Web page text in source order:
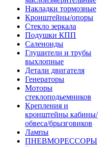
Накладки тормозные
Кронштейны/опоры
Стекло зеркала
Подушки КПП
Саленоиды
Глушители и трубы
выхлопные
Детали двигателя
Генераторы
Моторы
стеклоподьемников
Крепления и
кронштейны кабины/
обвеса/брызговиков
Лампы
ПНЕВМОРЕССОРЫ